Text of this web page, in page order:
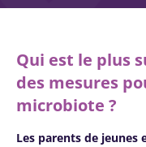
Qui est le plus
des mesures
microbiote ?
Les parents de